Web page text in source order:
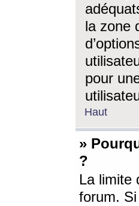
la zone
pour
Haut
»
?
La limite
forum.